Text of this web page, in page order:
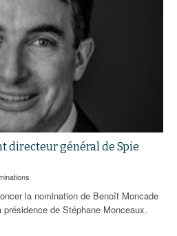
directeur général de Spie
la nomination de Benoît Moncade
de Stéphane Monceaux.